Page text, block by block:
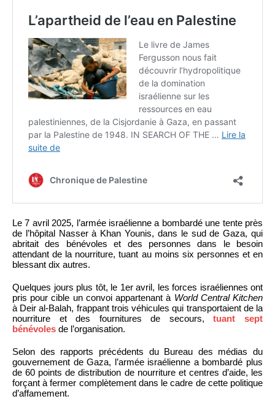
Le 7 avril 2025, l’armée israélienne a bombardé une tente près
de l’hôpital Nasser à Khan Younis, dans le sud de Gaza, qui
abritait des bénévoles et des personnes dans le besoin
attendant de la nourriture, tuant au moins six personnes et en
blessant dix autres.
Quelques jours plus tôt, le 1er avril, les forces israéliennes ont
pris pour cible un convoi appartenant à World Central Kitchen
à Deir al-Balah, frappant trois véhicules qui transportaient de la
nourriture et des fournitures de secours,tuant sept
bénévoles de l’organisation.
Selon des rapports précédents du Bureau des médias du
gouvernement de Gaza, l’armée israélienne a bombardé plus
de 60 points de distribution de nourriture et centres d’aide, les
forçant à fermer complètement dans le cadre de cette politique
d’affamement.